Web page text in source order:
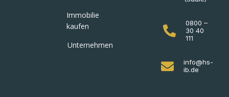
Immobilie
kaufen
Unternehmen
0800 –
30 40
111
info@hs-
ib.de